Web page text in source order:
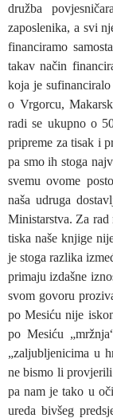
družba
zaposlenika, a svi
financiramo
takav način
koja je
o Vrgorcu,
radi se ukupno o
pripreme za tisak i
pa smo ih stoga
svemu ovome
naša udruga
Ministarstva. Za rad
tiska naše knjige
je stoga razlika
primaju izdašne
svom govoru
po Mesiću nije
po Mesiću
„zaljubljenicima u
ne bismo li
pa nam je tako u
ureda bivšeg